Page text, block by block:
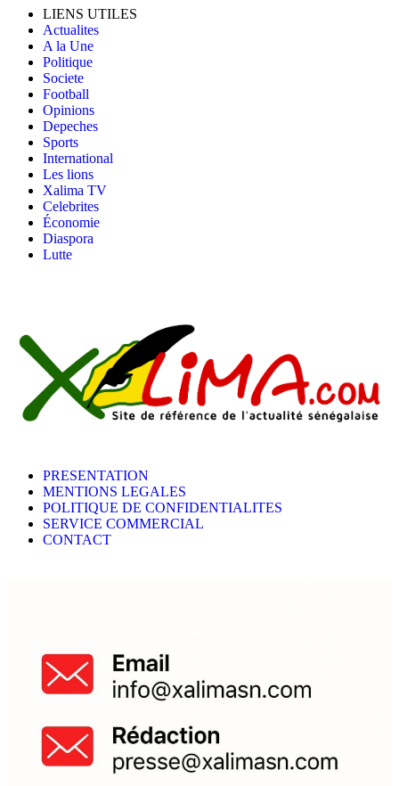
LIENS UTILES
Actualites
A la Une
Politique
Societe
Football
Opinions
Depeches
Sports
International
Les lions
Xalima TV
Celebrites
Économie
Diaspora
Lutte
PRESENTATION
MENTIONS LEGALES
POLITIQUE DE CONFIDENTIALITES
SERVICE COMMERCIAL
CONTACT